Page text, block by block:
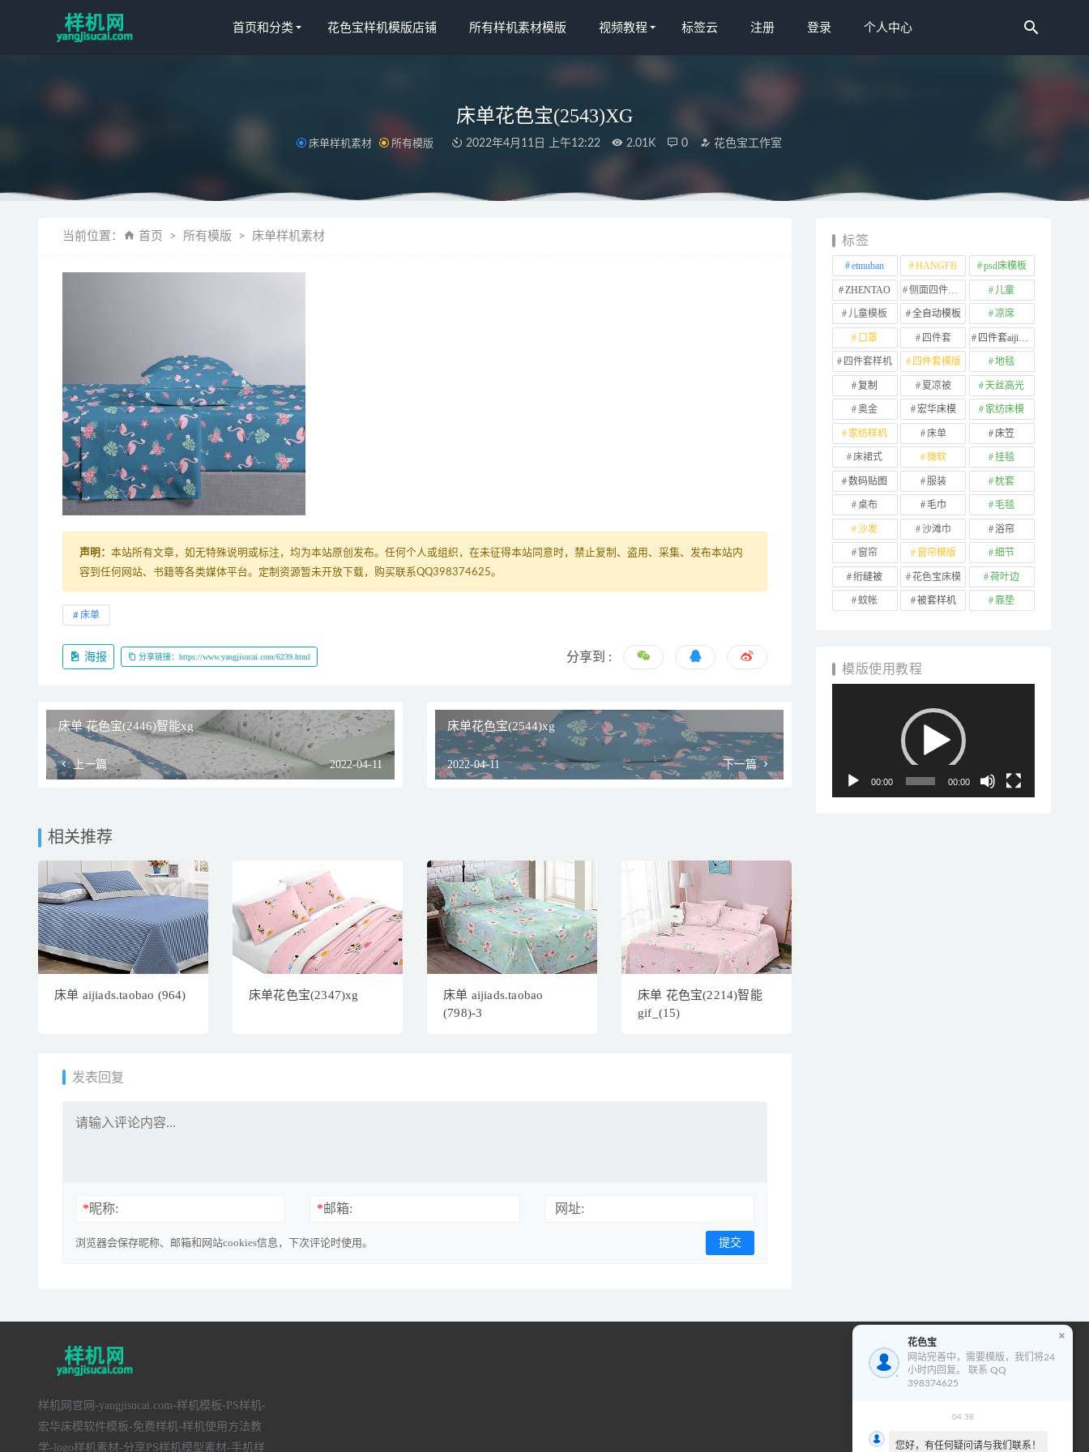
首页和分类 花色宝样机模版店铺 所有样机素材模版 视频教程 标签云 注册 登录 个人中心
床单花色宝(2543)XG
床单样机素材 所有模版 2022年4月11日 上午12:22 2.01K 0 花色宝工作室
当前位置： 首页 所有模版 床单样机素材
声明： 本站所有文章，如无特殊说明或标注，均为本站原创发布。任何个人或组织，在未征得本站同意时，禁止复制、盗用、采集、发布本站内
容到任何网站、书籍等各类媒体平台。定制资源暂未开放下载，购买联系QQ398374625。
床单
海报 分享链接：https://www.yangjisucai.com/6239.html 分享到 :
床单 花色宝(2446)智能xg
上一篇 2022-04-11
床单花色宝(2544)xg
2022-04-11 下一篇
相关推荐
床单 aijiads.taobao (964) 床单花色宝(2347)xg
床单 aijiads.taobao
(798)-3
床单 花色宝(2214)智能
gif_(15)
发表回复
*昵称: *邮箱: 网址:
浏览器会保存昵称、邮箱和网站cookies信息，下次评论时使用。
标签
etmuban HANGFB psd床模板
ZHENTAO 侧面四件套样机 儿童
儿童模板 全自动模板 凉席
口罩 四件套 四件套aijiads.taobao (1639)
四件套样机 四件套模版 地毯
复制 夏凉被 天丝高光
奥金 宏华床模 家纺床模
家纺样机 床单 床笠
床裙式 微软 挂毯
数码贴图 服装 枕套
桌布 毛巾 毛毯
沙发 沙滩巾 浴帘
窗帘 窗帘模版 细节
绗缝被 花色宝床模 荷叶边
蚊帐 被套样机 靠垫
模版使用教程
00:00 00:00
样机网官网-yangjisucai.com-样机模板-PS样机-
宏华床模软件模板-免费样机-样机使用方法教
学-logo样机素材-分享PS样机模型素材-手机样
花色宝模版使用教程
视
00:00
绗缝被aijiads.taobao (1143)
花色宝
网站完善中，需要模版，我们将24
小时内回复。 联系 QQ
398374625
04:38
您好，有任何疑问请与我们联系！